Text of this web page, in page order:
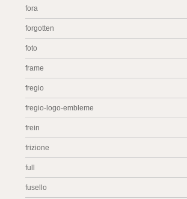
fora
forgotten
foto
frame
fregio
fregio-logo-embleme
frein
frizione
full
fusello